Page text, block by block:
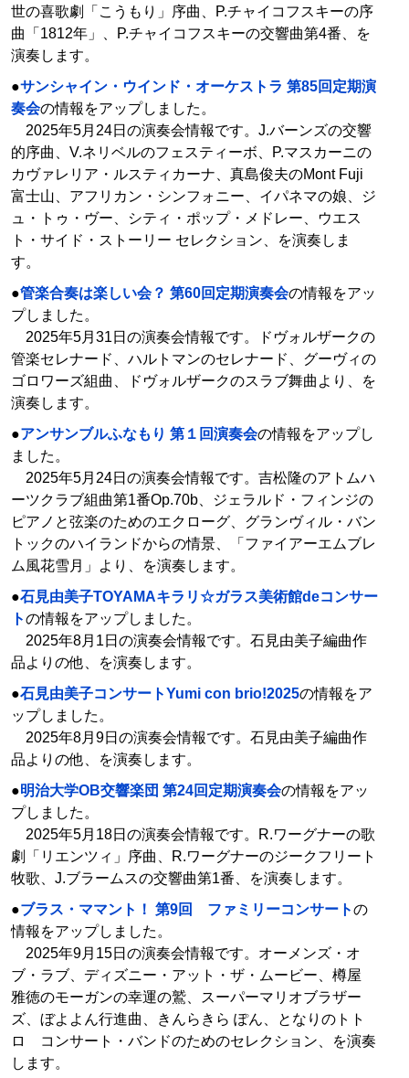
世の喜歌劇「こうもり」序曲、P.チャイコフスキーの序
曲「1812年」、P.チャイコフスキーの交響曲第4番、を
演奏します。
●サンシャイン・ウインド・オーケストラ 第85回定期演
奏会の情報をアップしました。
2025年5月24日の演奏会情報です。J.バーンズの交響
的序曲、V.ネリベルのフェスティーボ、P.マスカーニの
カヴァレリア・ルスティカーナ、真島俊夫のMont Fuji
富士山、アフリカン・シンフォニー、イパネマの娘、ジ
ュ・トゥ・ヴー、シティ・ポップ・メドレー、ウエス
ト・サイド・ストーリー セレクション、を演奏しま
す。
●管楽合奏は楽しい会？ 第60回定期演奏会の情報をアッ
プしました。
2025年5月31日の演奏会情報です。ドヴォルザークの
管楽セレナード、ハルトマンのセレナード、グーヴィの
ゴロワーズ組曲、ドヴォルザークのスラブ舞曲より、を
演奏します。
●アンサンブルふなもり 第１回演奏会の情報をアップし
ました。
2025年5月24日の演奏会情報です。吉松隆のアトムハ
ーツクラブ組曲第1番Op.70b、ジェラルド・フィンジの
ピアノと弦楽のためのエクローグ、グランヴィル・バン
トックのハイランドからの情景、「ファイアーエムブレ
ム風花雪月」より、を演奏します。
●石見由美子TOYAMAキラリ☆ガラス美術館deコンサー
トの情報をアップしました。
2025年8月1日の演奏会情報です。石見由美子編曲作
品よりの他、を演奏します。
●石見由美子コンサートYumi con brio!2025の情報をア
ップしました。
2025年8月9日の演奏会情報です。石見由美子編曲作
品よりの他、を演奏します。
●明治大学OB交響楽団 第24回定期演奏会の情報をアッ
プしました。
2025年5月18日の演奏会情報です。R.ワーグナーの歌
劇「リエンツィ」序曲、R.ワーグナーのジークフリート
牧歌、J.ブラームスの交響曲第1番、を演奏します。
●ブラス・ママント！ 第9回 ファミリーコンサートの
情報をアップしました。
2025年9月15日の演奏会情報です。オーメンズ・オ
ブ・ラブ、ディズニー・アット・ザ・ムービー、樽屋
雅徳のモーガンの幸運の鷲、スーパーマリオブラザー
ズ、ぼよよん行進曲、きんらきら ぽん、となりのトト
ロ コンサート・バンドのためのセレクション、を演奏
します。